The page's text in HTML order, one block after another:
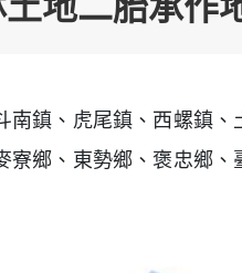
南鎮、虎尾鎮、西螺鎮
寮鄉、東勢鄉、褒忠鄉、